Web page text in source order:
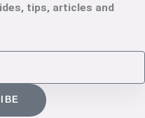
tips, articles and